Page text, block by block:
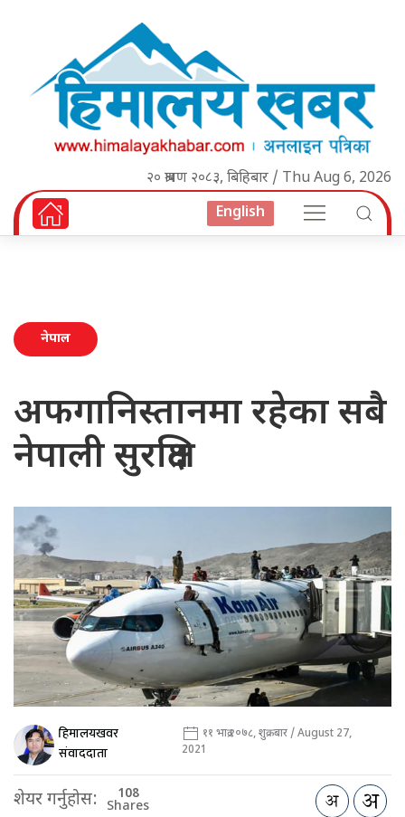
२० श्रावण २०८३, बिहिबार / Thu Aug 6, 2026
English
नेपाल
अफगानिस्तानमा रहेका सबै
नेपाली सुरक्षित
हिमालयखवर
संवाददाता
११ भाद्र २०७८, शुक्रबार / August 27,
2021
शेयर गर्नुहोस: 108
Shares